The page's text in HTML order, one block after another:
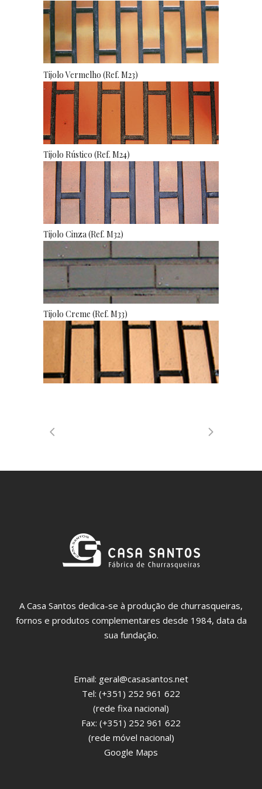
Tijolo Vermelho (Ref. M23)
Tijolo Rústico (Ref. M24)
Tijolo Cinza (Ref. M32)
Tijolo Creme (Ref. M33)
A Casa Santos dedica-se à produção de churrasqueiras,
fornos e produtos complementares desde 1984, data da
sua fundação.
Email: geral@casasantos.net
Tel: (+351) 252 961 622
(rede fixa nacional)
Fax: (+351) 252 961 622
(rede móvel nacional)
Google Maps